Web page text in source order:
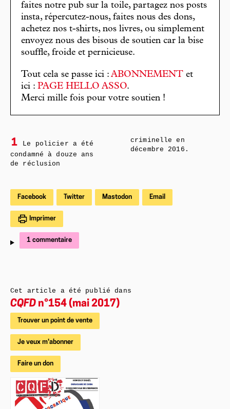
faites notre pub sur la toile, partagez nos posts
insta, répercutez-nous, faites nous des dons,
achetez nos t-shirts, nos livres, ou simplement
envoyez nous des bisous de soutien car la bise
souffle, froide et pernicieuse.
Tout cela se passe ici : ABONNEMENT et
ici : PAGE HELLO ASSO.
Merci mille fois pour votre soutien !
1
Le policier a été
condamné à douze ans
de réclusion
criminelle en
décembre 2016.
Facebook Twitter Mastodon Email
Imprimer
1 commentaire
Cet article a été publié dans
CQFD n°154 (mai 2017)
Trouver un point de vente
Je veux m'abonner
Faire un don